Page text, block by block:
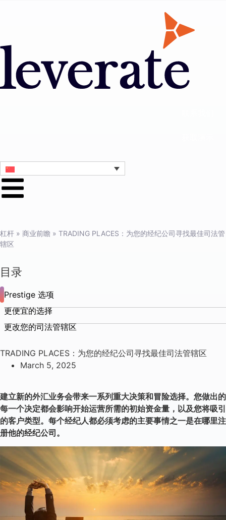
杠杆 » 商业前瞻 » TRADING PLACES：为您的经纪公司寻找最佳司法管
辖区
目录
Prestige 选项
更便宜的选择
更改您的司法管辖区
TRADING PLACES：为您的经纪公司寻找最佳司法管辖区
March 5, 2025
建立新的外汇业务会带来一系列重大决策和冒险选择。您做出的
每一个决定都会影响开始运营所需的初始资金量，以及您将吸引
的客户类型。每个经纪人都必须考虑的主要事情之一是在哪里注
册他的经纪公司。